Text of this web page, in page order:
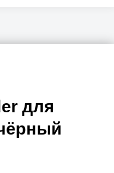
для